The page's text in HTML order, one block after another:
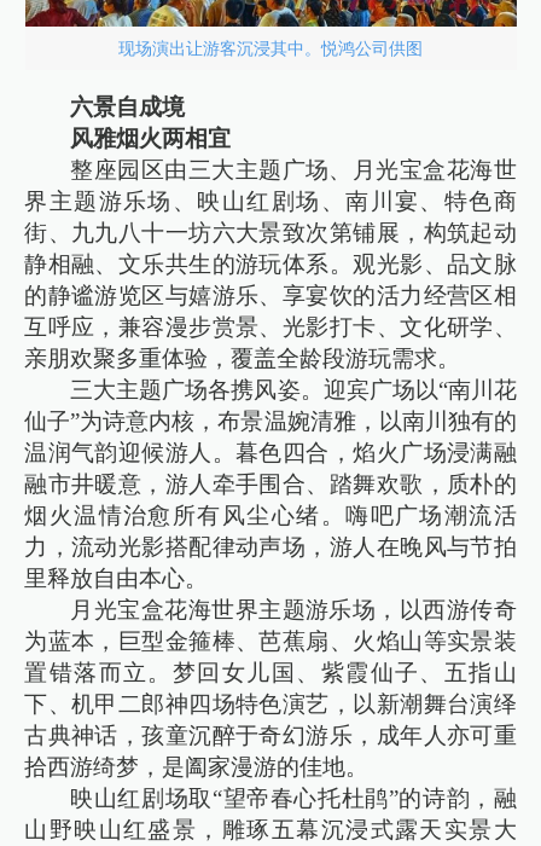
现场演出让游客沉浸其中。悦鸿公司供图
六景自成境
风雅烟火两相宜
整座园区由三大主题广场、月光宝盒花海世
界主题游乐场、映山红剧场、南川宴、特色商
街、九九八十一坊六大景致次第铺展，构筑起动
静相融、文乐共生的游玩体系。观光影、品文脉
的静谧游览区与嬉游乐、享宴饮的活力经营区相
互呼应，兼容漫步赏景、光影打卡、文化研学、
亲朋欢聚多重体验，覆盖全龄段游玩需求。
三大主题广场各携风姿。迎宾广场以“南川花
仙子”为诗意内核，布景温婉清雅，以南川独有的
温润气韵迎候游人。暮色四合，焰火广场浸满融
融市井暖意，游人牵手围合、踏舞欢歌，质朴的
烟火温情治愈所有风尘心绪。嗨吧广场潮流活
力，流动光影搭配律动声场，游人在晚风与节拍
里释放自由本心。
月光宝盒花海世界主题游乐场，以西游传奇
为蓝本，巨型金箍棒、芭蕉扇、火焰山等实景装
置错落而立。梦回女儿国、紫霞仙子、五指山
下、机甲二郎神四场特色演艺，以新潮舞台演绎
古典神话，孩童沉醉于奇幻游乐，成年人亦可重
拾西游绮梦，是阖家漫游的佳地。
映山红剧场取“望帝春心托杜鹃”的诗韵，融
山野映山红盛景，雕琢五幕沉浸式露天实景大